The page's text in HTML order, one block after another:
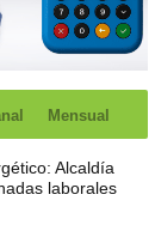
Mensual
Alcaldía
laborales